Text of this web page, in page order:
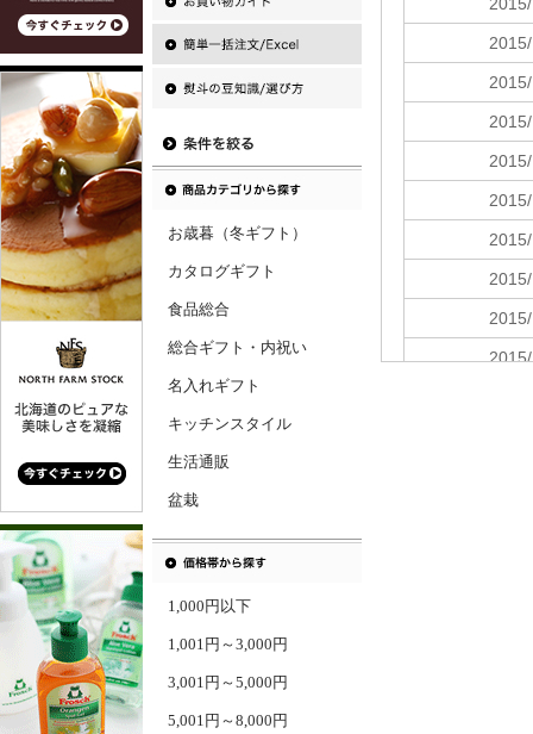
お歳暮（冬ギフト）
カタログギフト
食品総合
総合ギフト・内祝い
名入れギフト
キッチンスタイル
生活通販
盆栽
1,000円以下
1,001円～3,000円
3,001円～5,000円
5,001円～8,000円